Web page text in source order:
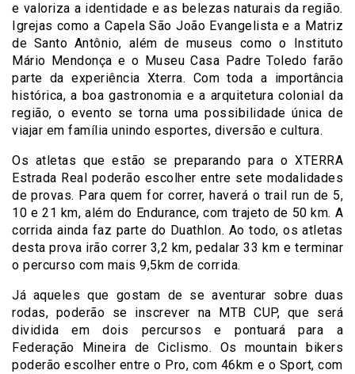
e valoriza a identidade e as belezas naturais da região.
Igrejas como a Capela São João Evangelista e a Matriz
de Santo Antônio, além de museus como o Instituto
Mário Mendonça e o Museu Casa Padre Toledo farão
parte da experiência Xterra. Com toda a importância
histórica, a boa gastronomia e a arquitetura colonial da
região, o evento se torna uma possibilidade única de
viajar em família unindo esportes, diversão e cultura.
Os atletas que estão se preparando para o XTERRA
Estrada Real poderão escolher entre sete modalidades
de provas. Para quem for correr, haverá o trail run de 5,
10 e 21 km, além do Endurance, com trajeto de 50 km. A
corrida ainda faz parte do Duathlon. Ao todo, os atletas
desta prova irão correr 3,2 km, pedalar 33 km e terminar
o percurso com mais 9,5km de corrida.
Já aqueles que gostam de se aventurar sobre duas
rodas, poderão se inscrever na MTB CUP, que será
dividida em dois percursos e pontuará para a
Federação Mineira de Ciclismo. Os mountain bikers
poderão escolher entre o Pro, com 46km e o Sport, com